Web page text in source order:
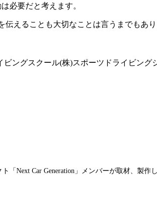
必要だと考えます。
伝えることも大切なことは言うまでも
ビングスクール(株)スポーツドライビン
Next Car Generation」メンバーが取材、製作